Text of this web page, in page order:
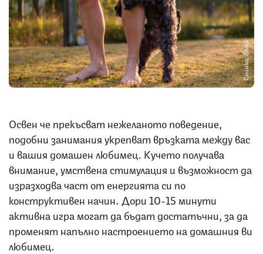
Снимка: iStock
Освен че прекъсват нежеланото поведение,
подобни занимания укрепват връзката между вас
и вашия домашен любимец. Кучето получава
внимание, умствена стимулация и възможност да
изразходва част от енергията си по
конструктивен начин. Дори 10-15 минути
активна игра могат да бъдат достатъчни, за да
променят напълно настроението на домашния ви
любимец.